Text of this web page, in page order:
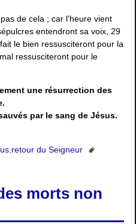
de cela ; car l’heure vient
entendront sa voix, 29
le bien ressusciteront pour la
ressusciteront pour le
une résurrection des
par le sang de Jésus.
, retour du Seigneur
morts non